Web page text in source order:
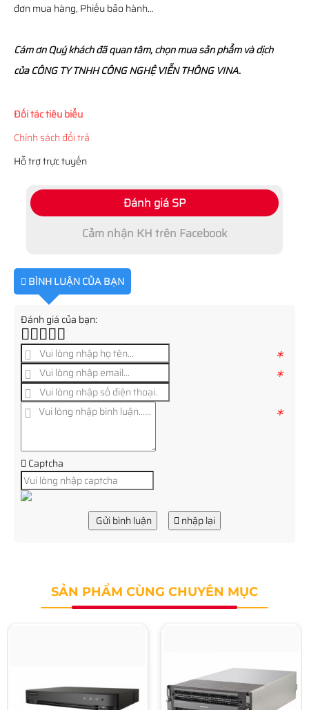
đơn mua hàng, Phiếu bảo hành…
Cám ơn Quý khách đã quan tâm, chọn mua sản phẩm và dịch
của CÔNG TY TNHH CÔNG NGHỆ VIỄN THÔNG VINA.
Đối tác tiêu biểu
Chính sách đổi trả
Hỗ trợ trực tuyến
Đánh giá SP
Cảm nhận KH trên Facebook
BÌNH LUẬN CỦA BẠN
Đánh giá của bạn:
*
*
*
Captcha
Gửi bình luận nhập lại
SẢN PHẨM CÙNG CHUYÊN MỤC